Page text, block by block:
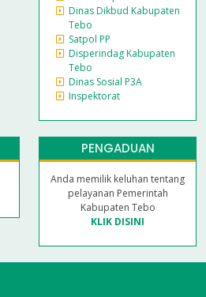
Dinas Dikbud Kabupaten
Tebo
Satpol PP
Disperindag Kabupaten
Tebo
Dinas Sosial P3A
Inspektorat
PENGADUAN
Anda memilik keluhan tentang
pelayanan Pemerintah
Kabupaten Tebo
KLIK DISINI